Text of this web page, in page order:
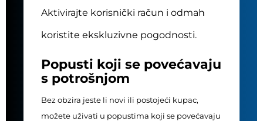
Aktivirajte korisnički račun i odmah
koristite ekskluzivne pogodnosti.
Popusti koji se povećavaju
s potrošnjom
Bez obzira jeste li novi ili postojeći kupac,
možete uživati u popustima koji se povećavaju